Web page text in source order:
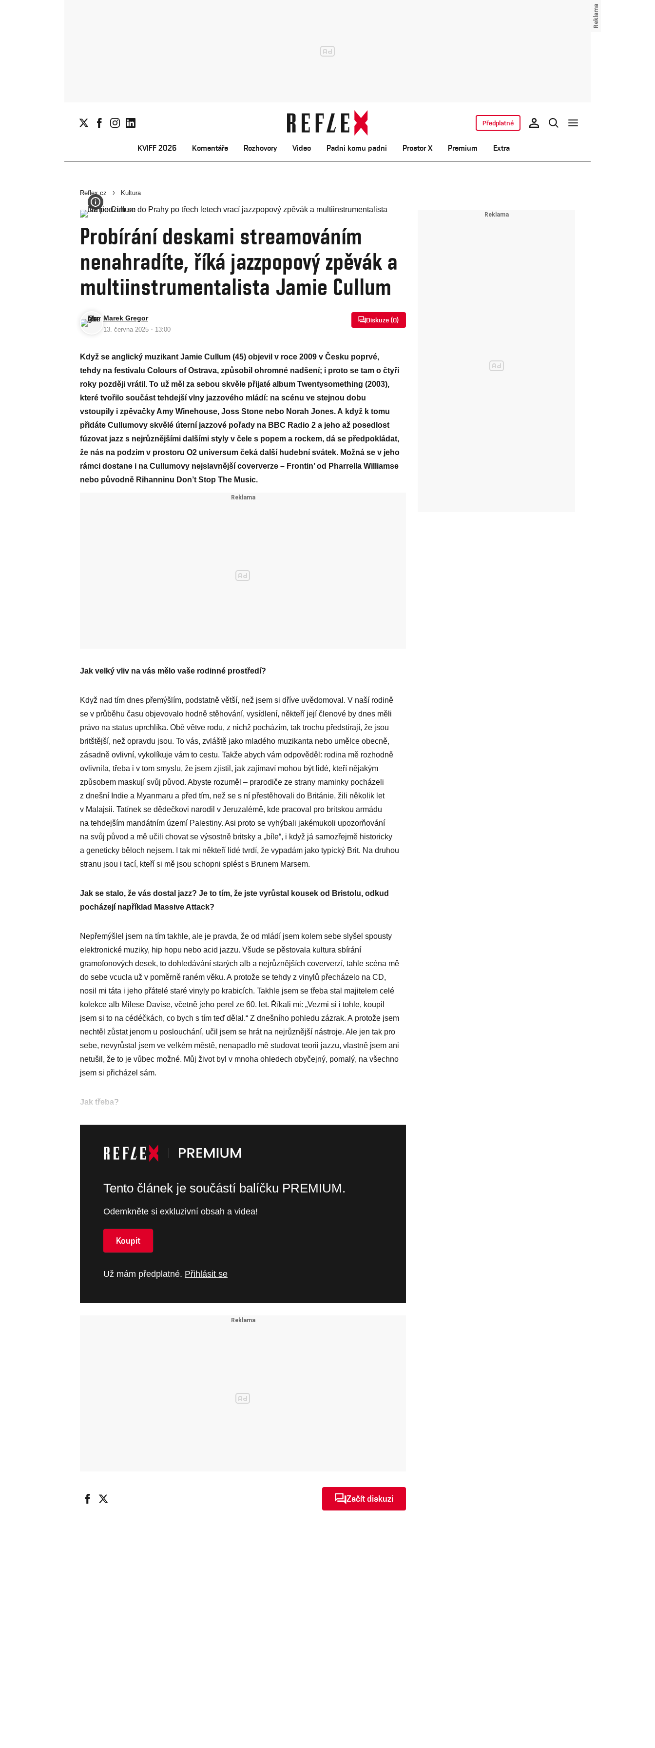
KVIFF 2026 Komentáře Rozhovory Video Padni komu padni Prostor X Premium Extra
Předplatné
Reflex.cz Kultura
Probírání deskami streamováním
nenahradíte, říká jazzpopový zpěvák a
multiinstrumentalista Jamie Cullum
Marek Gregor
13. června 2025 · 13:00
Diskuze (0)
Když se anglický muzikant Jamie Cullum (45) objevil v roce 2009 v Česku poprvé,
tehdy na festivalu Colours of Ostrava, způsobil ohromné nadšení; i proto se tam o čtyři
roky později vrátil. To už měl za sebou skvěle přijaté album Twentysomething (2003),
které tvořilo součást tehdejší vlny jazzového mládí: na scénu ve stejnou dobu
vstoupily i zpěvačky Amy Winehouse, Joss Stone nebo Norah Jones. A když k tomu
přidáte Cullumovy skvělé úterní jazzové pořady na BBC Radio 2 a jeho až posedlost
fúzovat jazz s nejrůznějšími dalšími styly v čele s popem a rockem, dá se předpokládat,
že nás na podzim v prostoru O2 universum čeká další hudební svátek. Možná se v jeho
rámci dostane i na Cullumovy nejslavnější coververze – Frontin’ od Pharrella Williamse
nebo původně Rihanninu Don’t Stop The Music.
Jak velký vliv na vás mělo vaše rodinné prostředí?
Když nad tím dnes přemýšlím, podstatně větší, než jsem si dříve uvědomoval. V naší rodině
se v průběhu času objevovalo hodně stěhování, vysídlení, někteří její členové by dnes měli
právo na status uprchlíka. Obě větve rodu, z nichž pocházím, tak trochu předstírají, že jsou
britštější, než opravdu jsou. To vás, zvláště jako mladého muzikanta nebo umělce obecně,
zásadně ovlivní, vykolíkuje vám to cestu. Takže abych vám odpověděl: rodina mě rozhodně
ovlivnila, třeba i v tom smyslu, že jsem zjistil, jak zajímaví mohou být lidé, kteří nějakým
způsobem maskují svůj původ. Abyste rozuměl – prarodiče ze strany maminky pocházeli
z dnešní Indie a Myanmaru a před tím, než se s ní přestěhovali do Británie, žili několik let
v Malajsii. Tatínek se dědečkovi narodil v Jeruzalémě, kde pracoval pro britskou armádu
na tehdejším mandátním území Palestiny. Asi proto se vyhýbali jakémukoli upozorňování
na svůj původ a mě učili chovat se výsostně britsky a „bíle“, i když já samozřejmě historicky
a geneticky běloch nejsem. I tak mi někteří lidé tvrdí, že vypadám jako typický Brit. Na druhou
stranu jsou i tací, kteří si mě jsou schopni splést s Brunem Marsem.
Jak se stalo, že vás dostal jazz? Je to tím, že jste vyrůstal kousek od Bristolu, odkud
pocházejí například Massive Attack?
Nepřemýšlel jsem na tím takhle, ale je pravda, že od mládí jsem kolem sebe slyšel spousty
elektronické muziky, hip hopu nebo acid jazzu. Všude se pěstovala kultura sbírání
gramofonových desek, to dohledávání starých alb a nejrůznějších coververzí, tahle scéna mě
do sebe vcucla už v poměrně raném věku. A protože se tehdy z vinylů přecházelo na CD,
nosil mi táta i jeho přátelé staré vinyly po krabicích. Takhle jsem se třeba stal majitelem celé
kolekce alb Milese Davise, včetně jeho perel ze 60. let. Říkali mi: „Vezmi si i tohle, koupil
jsem si to na cédéčkách, co bych s tím teď dělal.“ Z dnešního pohledu zázrak. A protože jsem
nechtěl zůstat jenom u poslouchání, učil jsem se hrát na nejrůznější nástroje. Ale jen tak pro
sebe, nevyrůstal jsem ve velkém městě, nenapadlo mě studovat teorii jazzu, vlastně jsem ani
netušil, že to je vůbec možné. Můj život byl v mnoha ohledech obyčejný, pomalý, na všechno
jsem si přicházel sám.
Jak třeba?
Tento článek je součástí balíčku PREMIUM.
Odemkněte si exkluzivní obsah a videa!
Koupit
Už mám předplatné. Přihlásit se
Začít diskuzi